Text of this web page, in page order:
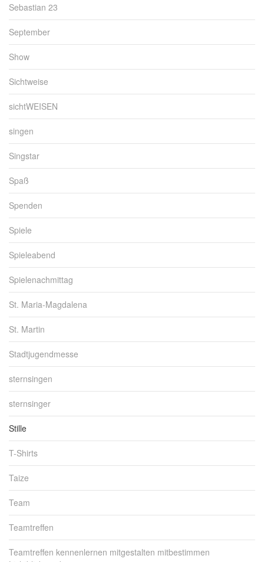
Sebastian 23
September
Show
Sichtweise
sichtWEISEN
singen
Singstar
Spaß
Spenden
Spiele
Spieleabend
Spielenachmittag
St. Maria-Magdalena
St. Martin
Stadtjugendmesse
sternsingen
sternsinger
Stille
T-Shirts
Taize
Team
Teamtreffen
Teamtreffen kennenlernen mitgestalten mitbestimmen